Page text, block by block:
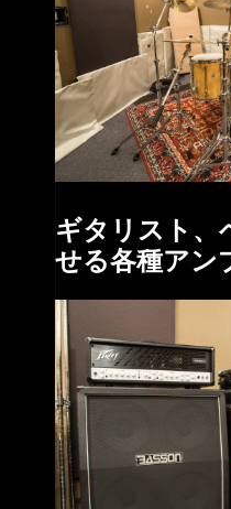
ギタリスト、
せる各種アン